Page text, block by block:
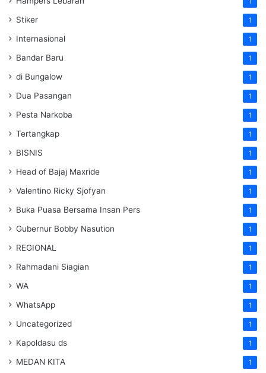
Stiker 1
Internasional 1
Bandar Baru 1
di Bungalow 1
Dua Pasangan 1
Pesta Narkoba 1
Tertangkap 1
BISNIS 1
Head of Bajaj Maxride 1
Valentino Ricky Sjofyan 1
Buka Puasa Bersama Insan Pers 1
Gubernur Bobby Nasution 1
REGIONAL 1
Rahmadani Siagian 1
WA 1
WhatsApp 1
Uncategorized 1
Kapoldasu ds 1
MEDAN KITA 1